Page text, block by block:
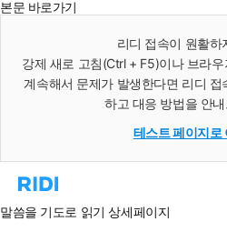
본문 바로가기
리디 접속이 원활하
강제 새로 고침(Ctrl + F5)이나 브라
계속해서 문제가 발생한다면 리디
하고 대응 방법을 안
테스트 페이지로
리
홈
말씀을 기도로 읽기 상세페이지